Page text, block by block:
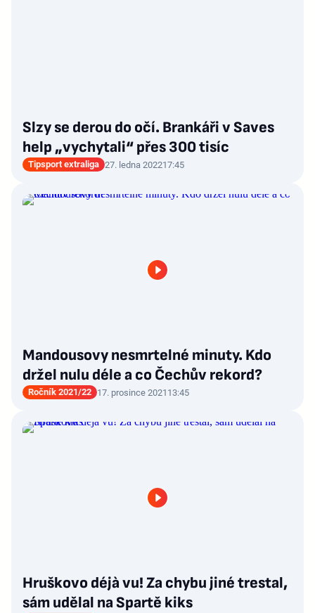
Slzy se derou do očí. Brankáři v Saves
help „vychytali“ přes 300 tisíc
Tipsport extraliga 27. ledna 202217:45
Mandousovy nesmrtelné minuty. Kdo
držel nulu déle a co Čechův rekord?
Ročník 2021/22 17. prosince 2021 13:45
Hruškovo déjà vu! Za chybu jiné trestal,
sám udělal na Spartě kiks